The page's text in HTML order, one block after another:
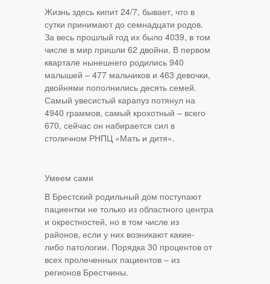
Жизнь здесь кипит 24/7, бывает, что в
сутки принимают до семнадцати родов.
За весь прошлый год их было 4039, в том
числе в мир пришли 62 двойни. В первом
квартале нынешнего родились 940
малышей – 477 мальчиков и 463 девочки,
двойнями пополнились десять семей.
Самый увесистый карапуз потянул на
4940 граммов, самый крохотный – всего
670, сейчас он набирается сил в
столичном РНПЦ «Мать и дитя».
Умеем сами
В Брестский родильный дом поступают
пациентки не только из областного центра
и окрестностей, но в том числе из
районов, если у них возникают какие-
либо патологии. Порядка 30 процентов от
всех пролеченных пациентов – из
регионов Брестчины.